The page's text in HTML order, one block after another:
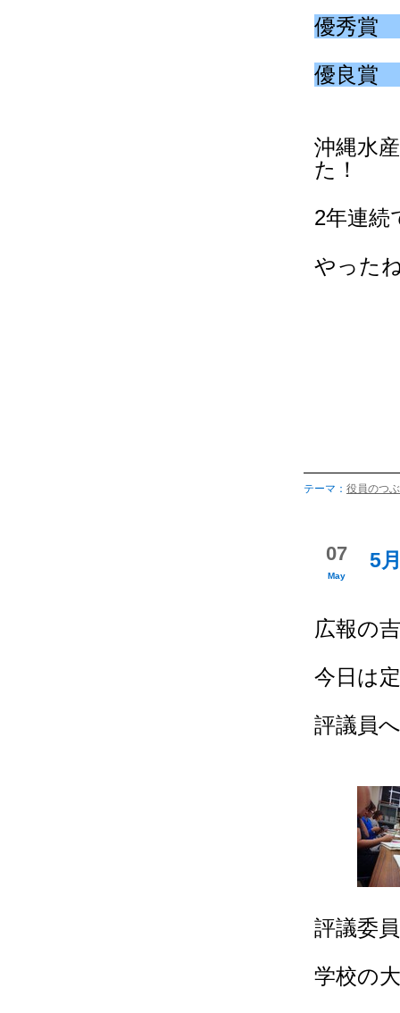
優秀賞
優良賞
沖縄水
た！
2年連続
やった
テーマ： 役員のつ
5
07
May
広報の
今日は
評議員
評議委
学校の